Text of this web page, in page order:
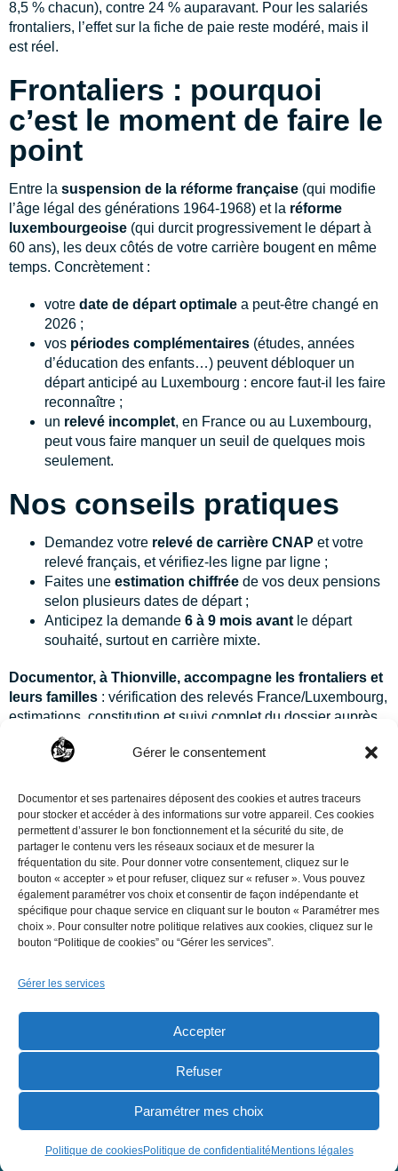
Gérer le consentement
Documentor et ses partenaires déposent des cookies et autres traceurs
pour stocker et accéder à des informations sur votre appareil. Ces cookies
permettent d’assurer le bon fonctionnement et la sécurité du site, de
partager le contenu vers les réseaux sociaux et de mesurer la
fréquentation du site. Pour donner votre consentement, cliquez sur le
bouton « accepter » et pour refuser, cliquez sur « refuser ». Vous pouvez
également paramétrer vos choix et consentir de façon indépendante et
spécifique pour chaque service en cliquant sur le bouton « Paramétrer mes
choix ». Pour consulter notre politique relatives aux cookies, cliquez sur le
bouton “Politique de cookies” ou “Gérer les services”.
Gérer les services
Accepter
Refuser
Paramétrer mes choix
Politique de cookiesPolitique de confidentialité Mentions légales
8,5 % chacun), contre 24 % auparavant. Pour les salariés
frontaliers, l’effet sur la fiche de paie reste modéré, mais il
est réel.
Frontaliers : pourquoi
c’est le moment de faire le
point
Entre la suspension de la réforme française (qui modifie
l’âge légal des générations 1964-1968) et la réforme
luxembourgeoise (qui durcit progressivement le départ à
60 ans), les deux côtés de votre carrière bougent en même
temps. Concrètement :
votre date de départ optimale a peut-être changé en
2026 ;
vos périodes complémentaires (études, années
d’éducation des enfants…) peuvent débloquer un
départ anticipé au Luxembourg : encore faut-il les faire
reconnaître ;
un relevé incomplet, en France ou au Luxembourg,
peut vous faire manquer un seuil de quelques mois
seulement.
Nos conseils pratiques
Demandez votre relevé de carrière CNAP et votre
relevé français, et vérifiez-les ligne par ligne ;
Faites une estimation chiffrée de vos deux pensions
selon plusieurs dates de départ ;
Anticipez la demande 6 à 9 mois avant le départ
souhaité, surtout en carrière mixte.
Documentor, à Thionville, accompagne les frontaliers et
leurs familles : vérification des relevés France/Luxembourg,
estimations, constitution et suivi complet du dossier auprès
de la CARSAT et de la CNAP.
accompagnement dossier de retraiteoucontactez-nous
au
Article rédigé en juin 2026 sur la base des textes en vigueur.
Informations indicatives, susceptibles d’évoluer, ne
remplaçant pas une étude personnalisée.
Conditions générales de
confidentialité
Qui sommes-nous ?